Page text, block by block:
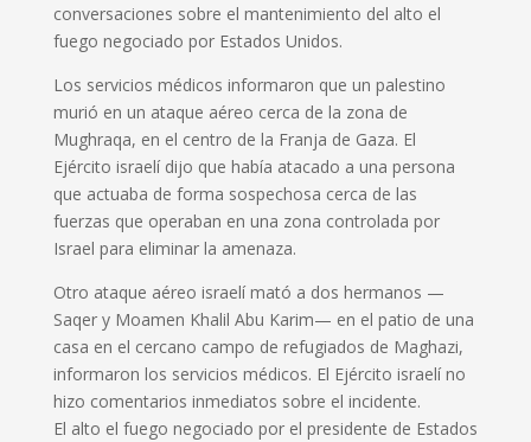
conversaciones ‌sobre el mantenimiento del alto el
fuego negociado por Estados Unidos.
Los servicios médicos informaron que un palestino
murió ​en un ataque aéreo cerca de la zona de
Mughraqa, en el centro de la Franja de Gaza. El
Ejército israelí dijo que había atacado a una persona
que actuaba de forma sospechosa cerca de las
fuerzas que operaban en una zona controlada por
Israel para eliminar la ‌amenaza.
Otro ataque aéreo israelí mató ⁠a dos hermanos —
Saqer y Moamen Khalil Abu Karim— en el patio de una
casa en el cercano campo de refugiados de Maghazi,
informaron los ⁠servicios médicos. El Ejército israelí no
hizo comentarios inmediatos sobre el incidente.
El alto el fuego negociado por el presidente de Estados